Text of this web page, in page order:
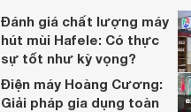
bài viết này sẽ so sánh 5
được quan tâm nhiều hiện
Bosch, Demax, Hubert và
Đánh giá chất lượng máy
hút mùi Hafele: Có thực
sự tốt như kỳ vọng?
Điện máy Hoàng Cương:
Giải pháp gia dụng toàn